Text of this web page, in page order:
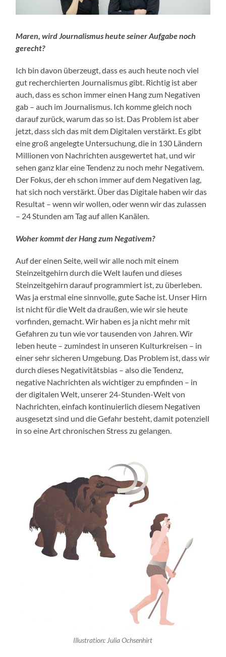
Maren, wird Journalismus heute seiner Aufgabe noch
gerecht?
Ich bin davon überzeugt, dass es auch heute noch viel
gut recherchierten Journalismus gibt. Richtig ist aber
auch, dass es schon immer einen Hang zum Negativen
gab – auch im Journalismus. Ich komme gleich noch
darauf zurück, warum das so ist. Das Problem ist aber
jetzt, dass sich das mit dem Digitalen verstärkt. Es gibt
eine groß angelegte Untersuchung, die in 130 Ländern
Millionen von Nachrichten ausgewertet hat, und wir
sehen ganz klar eine Tendenz zu noch mehr Negativem.
Der Fokus, der eh schon immer auf dem Negativen lag,
hat sich noch verstärkt. Über das Digitale haben wir das
Resultat – wenn wir wollen, oder wenn wir das zulassen
– 24 Stunden am Tag auf allen Kanälen.
Woher kommt der Hang zum Negativem?
Auf der einen Seite, weil wir alle noch mit einem
Steinzeitgehirn durch die Welt laufen und dieses
Steinzeitgehirn darauf programmiert ist, zu überleben.
Was ja erstmal eine sinnvolle, gute Sache ist. Unser Hirn
ist nicht für die Welt da draußen, wie wir sie heute
vorfinden, gemacht. Wir haben es ja nicht mehr mit
Gefahren zu tun wie vor tausenden von Jahren. Wir
leben heute – zumindest in unseren Kulturkreisen – in
einer sehr sicheren Umgebung. Das Problem ist, dass wir
durch dieses Negativitätsbias – also die Tendenz,
negative Nachrichten als wichtiger zu empfinden – in
der digitalen Welt, unserer 24-Stunden-Welt von
Nachrichten, einfach kontinuierlich diesem Negativen
ausgesetzt sind und die Gefahr besteht, damit potenziell
in so eine Art chronischen Stress zu gelangen.
Illustration: Julia Ochsenhirt